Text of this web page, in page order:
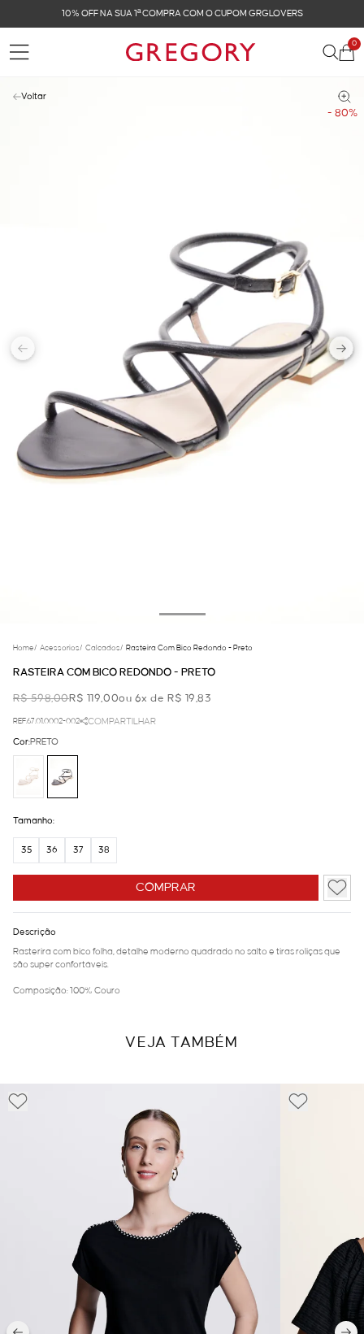
10% OFF NA SUA 1ª COMPRA COM O CUPOM GRGLOVERS
0
- 80%
Voltar
Home/ Acessorios/ Calcados/ Rasteira Com Bico Redondo - Preto
RASTEIRA COM BICO REDONDO - PRETO
R$ 598,00R$ 119,00ou 6x de R$ 19,83
REF.67.01.0002-002 COMPARTILHAR
COMPRAR
Cor:PRETO
Tamanho:
35 36 37 38
Descrição
Rasterira com bico folha, detalhe moderno quadrado no salto e tiras roliças que
são super confortáveis.
Composição: 100% Couro
VEJA TAMBÉM